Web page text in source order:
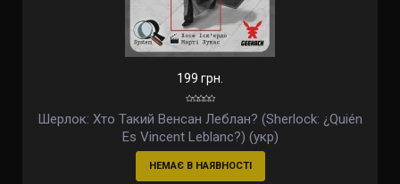
199 грн.
Шерлок: Хто Такий Венсан Леблан? (Sherlock: ¿Quién
Es Vincent Leblanc?) (укр)
НЕМАЄ В НАЯВНОСТІ